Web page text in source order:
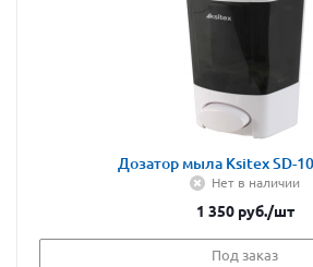
Дозатор мыла Ksitex SD-
Нет в наличии
1 350руб./шт
Под заказ